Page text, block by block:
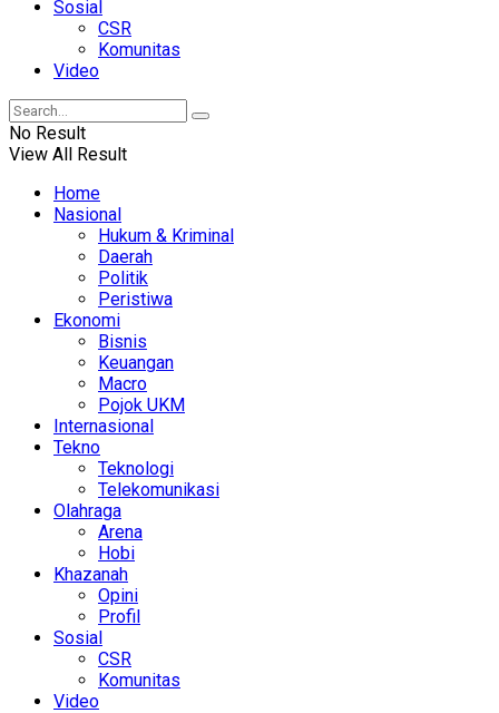
Sosial
CSR
Komunitas
Video
No Result
View All Result
Home
Nasional
Hukum & Kriminal
Daerah
Politik
Peristiwa
Ekonomi
Bisnis
Keuangan
Macro
Pojok UKM
Internasional
Tekno
Teknologi
Telekomunikasi
Olahraga
Arena
Hobi
Khazanah
Opini
Profil
Sosial
CSR
Komunitas
Video